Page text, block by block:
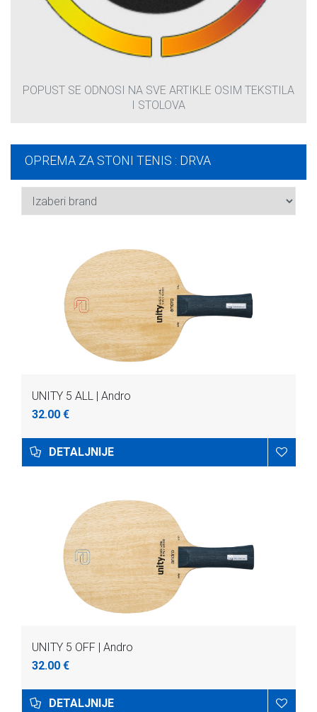
POPUST SE ODNOSI NA SVE ARTIKLE OSIM TEKSTILA
I STOLOVA
OPREMA ZA STONI TENIS : DRVA
UNITY 5 ALL | Andro
32.00 €
DETALJNIJE
UNITY 5 OFF | Andro
32.00 €
DETALJNIJE